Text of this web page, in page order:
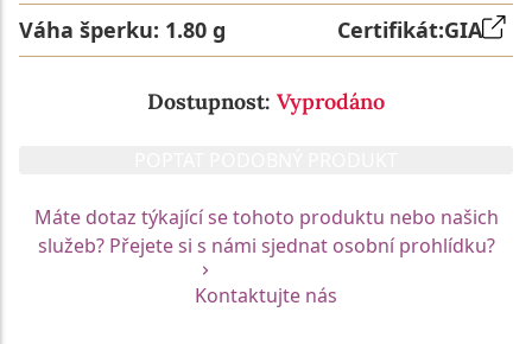
Váha šperku: 1.80 g Certifikát:GIA
Dostupnost: Vyprodáno
Máte dotaz týkající se tohoto produktu nebo našich
služeb? Přejete si s námi sjednat osobní prohlídku?
Kontaktujte nás